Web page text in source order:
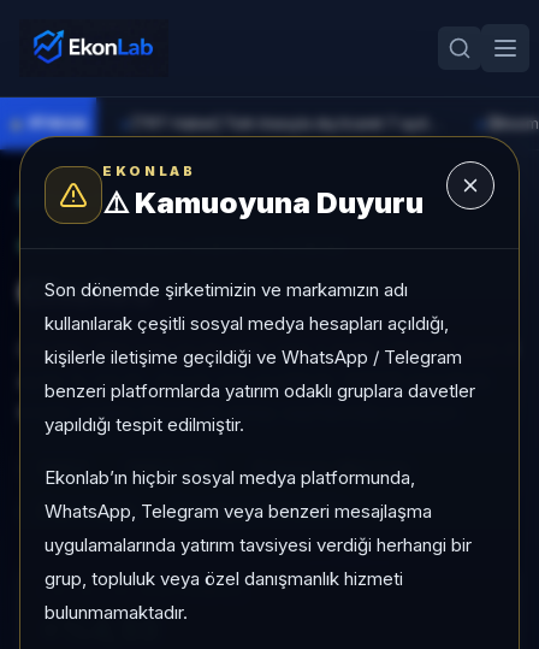
EKONLAB
⚠️Kamuoyuna Duyuru
Son dönemde şirketimizin ve markamızın adı
kullanılarak çeşitli sosyal medya hesapları açıldığı,
kişilerle iletişime geçildiği ve WhatsApp / Telegram
benzeri platformlarda yatırım odaklı gruplara davetler
yapıldığı tespit edilmiştir.
Ekonlab’ın hiçbir sosyal medya platformunda,
WhatsApp, Telegram veya benzeri mesajlaşma
uygulamalarında yatırım tavsiyesi verdiği herhangi bir
grup, topluluk veya özel danışmanlık hizmeti
bulunmamaktadır.
● PİYASA
AI Kripto Radar/SN64
SUNUCU TARAFI KRIPTO GIRIŞI
Chutes
Chutes, Mid Cap grubunda, son 1 ayda +%4,53, son 3
ayda %-24,51, düşük risk profiliyle, NÖTR sinyaliyle
kripto analizi EkonLab detay sayfasında sunulur.
SN64 SN64/TRY Kategori: Mid Cap
Risk:Düşük Son fiyat:791,9200
1 AY VE 3 AY PERFORMANS
+%4,53